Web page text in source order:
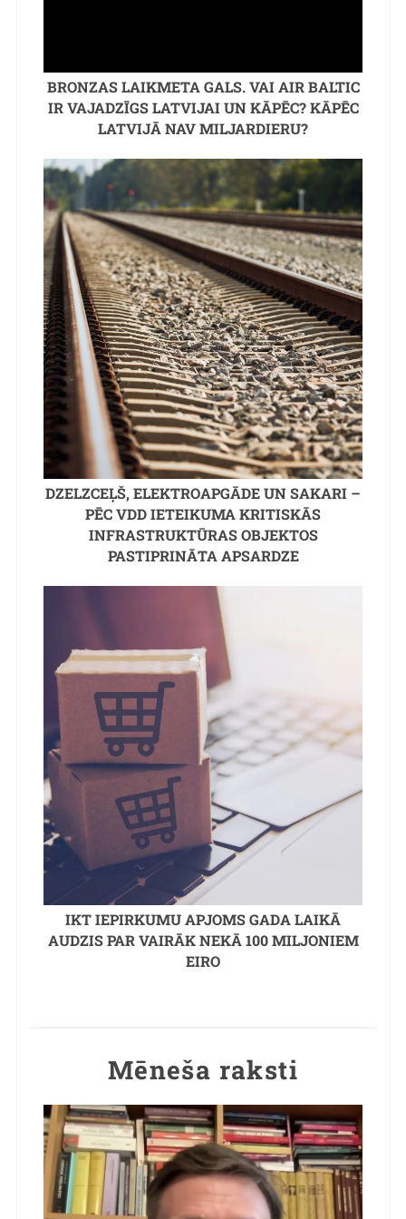
BRONZAS LAIKMETA GALS. VAI AIR BALTIC
IR VAJADZĪGS LATVIJAI UN KĀPĒC? KĀPĒC
LATVIJĀ NAV MILJARDIERU?
DZELZCEĻŠ, ELEKTROAPGĀDE UN SAKARI –
PĒC VDD IETEIKUMA KRITISKĀS
INFRASTRUKTŪRAS OBJEKTOS
PASTIPRINĀTA APSARDZE
IKT IEPIRKUMU APJOMS GADA LAIKĀ
AUDZIS PAR VAIRĀK NEKĀ 100 MILJONIEM
EIRO
Mēneša raksti